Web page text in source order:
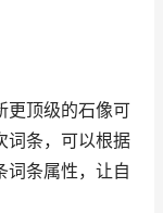
更顶级的石像可
词条，可以根据
词条属性，让自